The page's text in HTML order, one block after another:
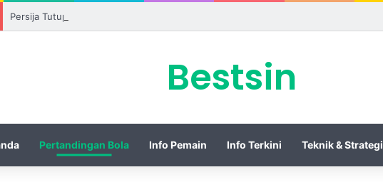
Persija Tutup Piala Presiden 2026 dengan Merebut Posisi Ketiga
Bestsin
Pertandingan Bola Info Pemain Info Terkini Teknik & Strategi